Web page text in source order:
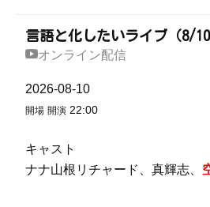
言語と化したいライブ（8/
オンライン配信
2026-08-10
開場 開演 22:00
キャスト
ナナ山根リチャード、真輝志、